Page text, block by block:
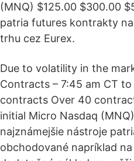
(MNQ) $125.00 $300.00
patria futures kontrakty
trhu cez Eurex.
Due to volatility in the
Contracts – 7:45 am CT
contracts Over 40
initial Micro Nasdaq
najznámejšie nástroje
obchodované napríklad